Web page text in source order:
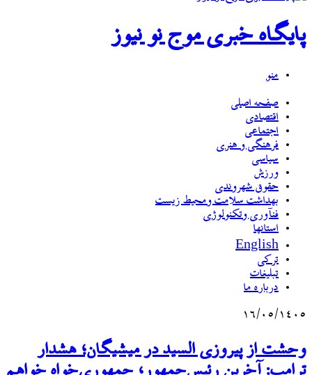
پایگاه خبری موج نو نیوز
منو
صفحه اصلی
اقتصادی
اجتماعی
فرهنگی و هنری
سیاسی
ورزش
حقوق شهروندی
بهداشت سلامت ومحیط زیست
فنآوری وتکنولوژی
استانها
English
ترکی
تبلیغات
درباره ما
۱۶/۰۵/۱۴۰۵
وحشت از پیروزی السید در میشیگان؛ هشدار